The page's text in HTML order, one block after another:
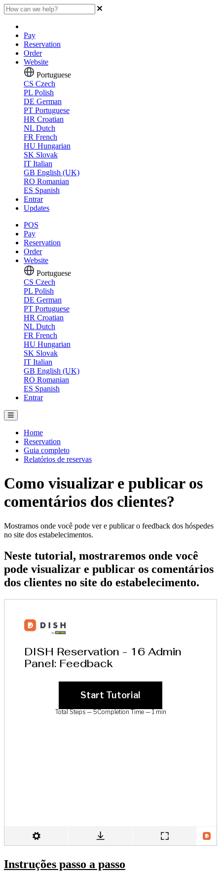
Pay
Reservation
Order
Website
Portuguese
CS Czech
PL Polish
DE German
PT Portuguese
HR Croatian
NL Dutch
FR French
HU Hungarian
SK Slovak
IT Italian
GB English (UK)
RO Romanian
ES Spanish
Entrar
Updates
POS
Pay
Reservation
Order
Website
Portuguese
CS Czech
PL Polish
DE German
PT Portuguese
HR Croatian
NL Dutch
FR French
HU Hungarian
SK Slovak
IT Italian
GB English (UK)
RO Romanian
ES Spanish
Entrar
Home
Reservation
Guia completo
Relatórios de reservas
Como visualizar e publicar os
comentários dos clientes?
Mostramos onde você pode ver e publicar o feedback dos hóspedes
no site dos estabelecimentos.
Neste tutorial, mostraremos onde você
pode visualizar e publicar os comentários
dos clientes no site do estabelecimento.
Instruções passo a passo